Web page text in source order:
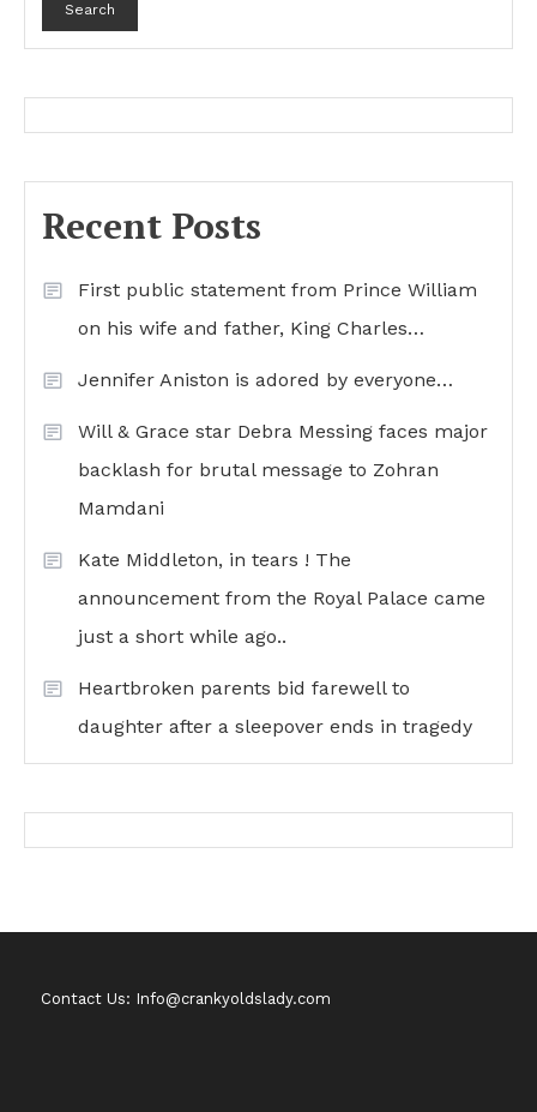
Search
Recent Posts
First public statement from Prince William
on his wife and father, King Charles…
Jennifer Aniston is adored by everyone…
Will & Grace star Debra Messing faces major
backlash for brutal message to Zohran
Mamdani
Kate Middleton, in tears ! The
announcement from the Royal Palace came
just a short while ago..
Heartbroken parents bid farewell to
daughter after a sleepover ends in tragedy
Contact Us: Info@crankyoldslady.com